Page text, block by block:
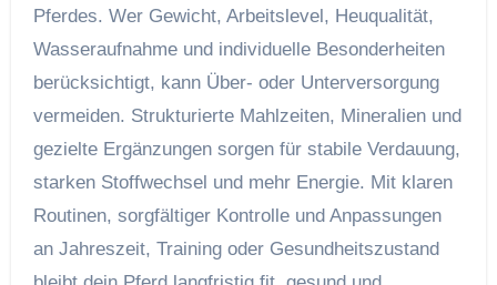
Pferdes. Wer Gewicht, Arbeitslevel, Heuqualität,
Wasseraufnahme und individuelle Besonderheiten
berücksichtigt, kann Über- oder Unterversorgung
vermeiden. Strukturierte Mahlzeiten, Mineralien und
gezielte Ergänzungen sorgen für stabile Verdauung,
starken Stoffwechsel und mehr Energie. Mit klaren
Routinen, sorgfältiger Kontrolle und Anpassungen
an Jahreszeit, Training oder Gesundheitszustand